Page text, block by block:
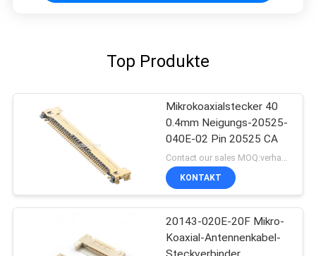
Top Produkte
Mikrokoaxialstecker 40
0.4mm Neigungs-20525-
040E-02 Pin 20525 CA
Contact our sales MOQ:verhandelbar
KONTAKT
20143-020E-20F Mikro-
Koaxial-Antennenkabel-